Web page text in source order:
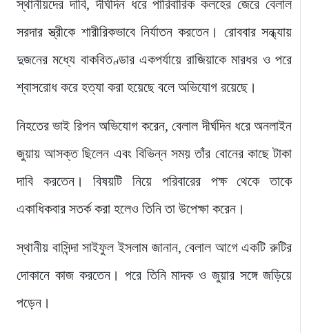
স্থানীয়দের দাবি, দীর্ঘদিন ধরে পারিবারিক কলহের জেরে বেলাল
সরদার স্ত্রীকে শারীরিকভাবে নির্যাতন করতেন। রোববার সন্ধ্যায়
দুজনের মধ্যে বাকবিতণ্ডার একপর্যায়ে রাজিয়াকে মারধর ও পরে
শ্বাসরোধ করে হত্যা করা হয়েছে বলে অভিযোগ রয়েছে।
নিহতের ভাই রিপন অভিযোগ করেন, বেলাল দীর্ঘদিন ধরে অনলাইন
জুয়ায় আসক্ত ছিলেন এবং বিভিন্ন সময় তাঁর বোনের কাছে টাকা
দাবি করতেন। বিষয়টি নিয়ে পরিবারের পক্ষ থেকে তাকে
একাধিকবার সতর্ক করা হলেও তিনি তা উপেক্ষা করেন।
স্থানীয় বাসিন্দা সাইফুল ইসলাম জানান, বেলাল আগে একটি রুটির
দোকানে কাজ করতেন। পরে তিনি মাদক ও জুয়ার সঙ্গে জড়িয়ে
পড়েন।